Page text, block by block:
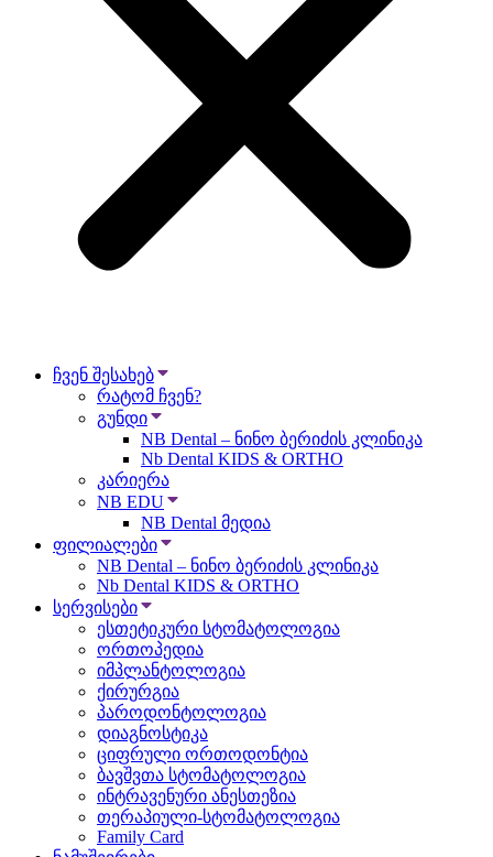
ჩვენ შესახებ
რატომ ჩვენ?
გუნდი
NB Dental – ნინო ბერიძის კლინიკა
Nb Dental KIDS & ORTHO
კარიერა
NB EDU
NB Dental მედია
ფილიალები
NB Dental – ნინო ბერიძის კლინიკა
Nb Dental KIDS & ORTHO
სერვისები
ესთეტიკური სტომატოლოგია
ორთოპედია
იმპლანტოლოგია
ქირურგია
პაროდონტოლოგია
დიაგნოსტიკა
ციფრული ორთოდონტია
ბავშვთა სტომატოლოგია
ინტრავენური ანესთეზია
თერაპიული-სტომატოლოგია
Family Card